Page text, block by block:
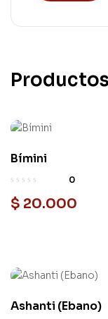
Bímini
0
$ 20.000
Ashanti (Ebano)